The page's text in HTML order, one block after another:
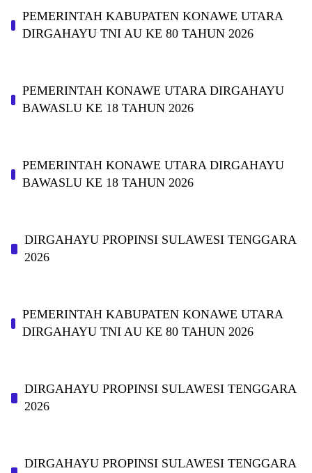
PEMERINTAH KABUPATEN KONAWE UTARA
DIRGAHAYU TNI AU KE 80 TAHUN 2026
PEMERINTAH KONAWE UTARA DIRGAHAYU
BAWASLU KE 18 TAHUN 2026
PEMERINTAH KONAWE UTARA DIRGAHAYU
BAWASLU KE 18 TAHUN 2026
DIRGAHAYU PROPINSI SULAWESI TENGGARA
2026
PEMERINTAH KABUPATEN KONAWE UTARA
DIRGAHAYU TNI AU KE 80 TAHUN 2026
DIRGAHAYU PROPINSI SULAWESI TENGGARA
2026
DIRGAHAYU PROPINSI SULAWESI TENGGARA